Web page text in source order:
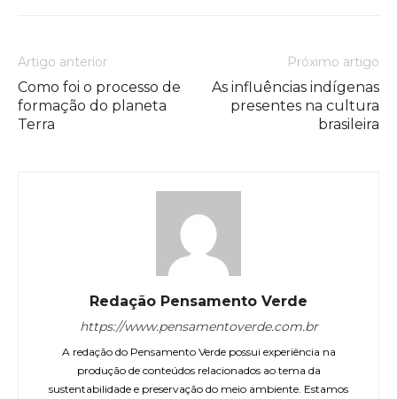
Artigo anterior
Como foi o processo de
formação do planeta
Terra
Próximo artigo
As influências indígenas
presentes na cultura
brasileira
Redação Pensamento Verde
https://www.pensamentoverde.com.br
A redação do Pensamento Verde possui experiência na
produção de conteúdos relacionados ao tema da
sustentabilidade e preservação do meio ambiente. Estamos